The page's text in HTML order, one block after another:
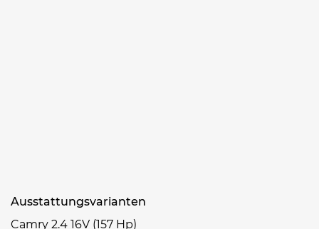
Ausstattungsvarianten
Camry 2.4 16V (157 Hp)